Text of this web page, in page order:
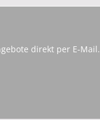
direkt per E-Mail.